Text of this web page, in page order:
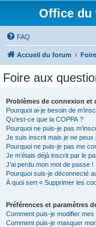
Office du
FAQ
Accueil du forum
Foire aux
Problèmes de connexion et
Pourquoi ai-je besoin de
Qu’est-ce que la COPPA ?
Pourquoi ne puis-je pas
Je suis inscrit mais je ne peux
Pourquoi ne puis-je pas me
Je m’étais déjà inscrit par le
J’ai perdu mon mot de passe !
Pourquoi suis-je déconnecté
À quoi sert « Supprimer les
Préférences et paramètres
Comment puis-je modifier
Comment puis-je masquer